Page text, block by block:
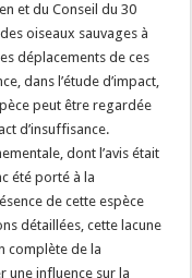
et du Conseil du 30
oiseaux sauvages à
déplacements de ces
dans l’étude d’impact,
peut être regardée
d’insuffisance.
dont l’avis était
été porté à la
de cette espèce
détaillées, cette lacune
complète de la
une influence sur la